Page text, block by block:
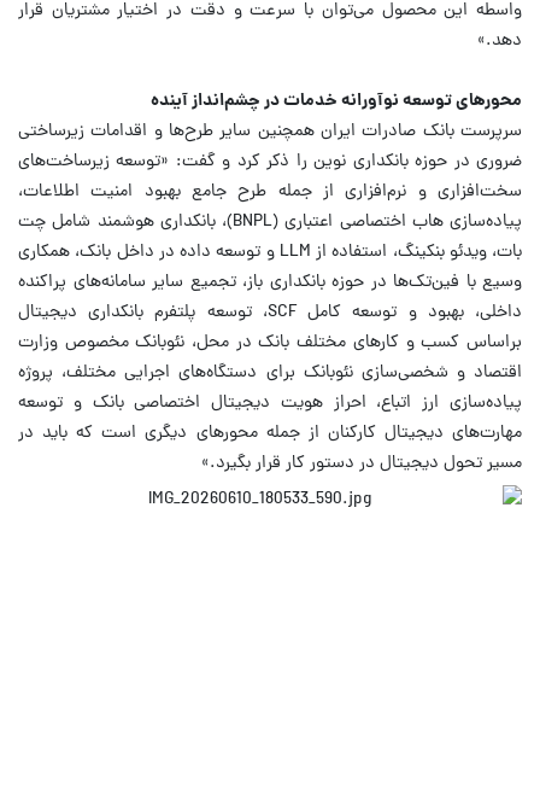
واسطه این محصول می‌توان با سرعت و دقت در اختیار مشتریان قرار
دهد.»
محورهای توسعه نوآورانه خدمات در چشم‌انداز آینده
سرپرست بانک صادرات ایران همچنین سایر طرح‌ها و اقدامات زیرساختی
ضروری در حوزه بانکداری نوین را ذکر کرد و گفت: «توسعه زیرساخت‌های
سخت‌افزاری و نرم‌افزاری از جمله طرح جامع بهبود امنیت اطلاعات،
پیاده‌سازی هاب اختصاصی اعتباری (BNPL)، بانکداری هوشمند شامل چت
بات، ویدئو بنکینگ، استفاده از LLM و توسعه داده در داخل بانک، همکاری
وسیع با فین‌تک‌ها در حوزه بانکداری باز، تجمیع سایر سامانه‌های پراکنده
داخلی، بهبود و توسعه کامل SCF، توسعه پلتفرم بانکداری دیجیتال
براساس کسب و کارهای مختلف بانک در محل، نئوبانک مخصوص وزارت
اقتصاد و شخصی‌سازی نئوبانک برای دستگاه‌های اجرایی مختلف، پروژه
پیاده‌سازی ارز اتباع، احراز هویت دیجیتال اختصاصی بانک و توسعه
مهارت‌های دیجیتال کارکنان از جمله محورهای دیگری است که باید در
مسیر تحول دیجیتال در دستور کار قرار بگیرد.»